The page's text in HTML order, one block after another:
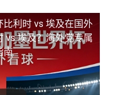
利时 vs 埃及在国外
vs 埃及？海外党专属
南